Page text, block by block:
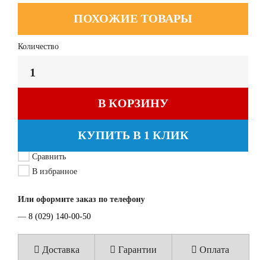
ПОХОЖИЕ ТОВАРЫ
Количество
В КОРЗИНУ
КУПИТЬ В 1 КЛИК
Сравнить
В избранное
Или оформите заказ по телефону
— 8 (029) 140-00-50
Доставка Гарантии Оплата